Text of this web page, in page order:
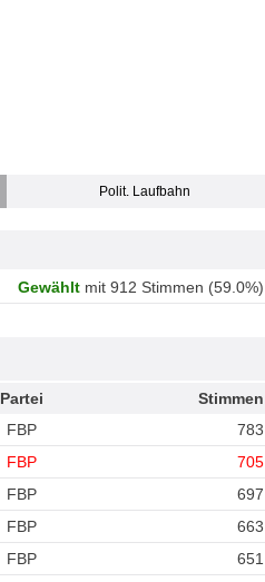
Polit. Laufbahn
Gewähltmit 912 Stimmen (59.0%)
Partei
Stimmen
FBP
783
FBP
705
FBP
697
FBP
663
FBP
651